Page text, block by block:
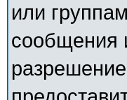
или
сообщения